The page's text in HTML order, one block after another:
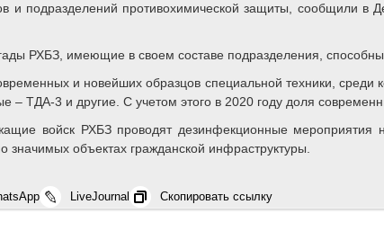
и подразделений противохимической защиты, сообщили
РХБЗ, имеющие в своем составе подразделения,
и новейших образцов специальной техники,
ТДА-3 и другие. С учетом этого в 2020 году доля
войск РХБЗ проводят дезинфекционные
объектах гражданской инфраструктуры.
LiveJournal Скопировать ссылку